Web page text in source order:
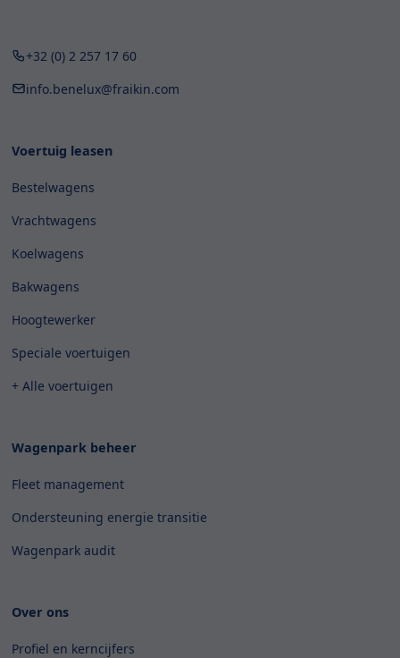
+32 (0) 2 257 17 60
info.benelux@fraikin.com
Voertuig leasen
Bestelwagens
Vrachtwagens
Koelwagens
Bakwagens
Hoogtewerker
Speciale voertuigen
+ Alle voertuigen
Wagenpark beheer
Fleet management
Ondersteuning energie transitie
Wagenpark audit
Over ons
Profiel en kerncijfers